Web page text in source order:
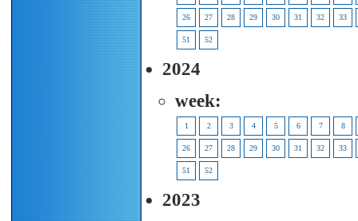
26 27 28 29 30 31 32 33
51 52
2024
week:
1 2 3 4 5 6 7 8
26 27 28 29 30 31 32 33
51 52
2023